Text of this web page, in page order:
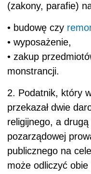
(zakony, parafie)
• budowę czy
• wyposażenie,
• zakup
monstrancji.
2. Podatnik, który
przekazał dwie
religijnego, a
pozarządowej
publicznego na
może odliczyć